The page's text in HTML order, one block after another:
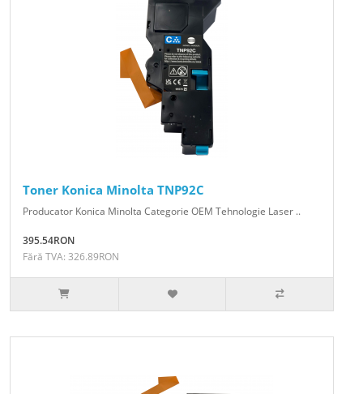
Toner Konica Minolta TNP92C
Producator Konica Minolta Categorie OEM Tehnologie Laser ..
395.54RON
Fără TVA: 326.89RON